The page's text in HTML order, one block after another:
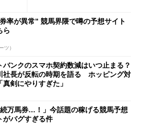
率が異常” 競馬界隈で噂の予想サイト
ら
ツ）
バンクのスマホ契約数減はいつ止まる？
長が反転の時期を語る ホッピング対
真剣にやりすぎた」
続万馬券…！」今話題の稼げる競馬予想
がバグすぎる件